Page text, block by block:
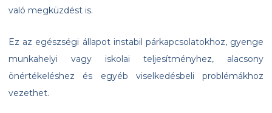
való megküzdést is.
Ez az egészségi állapot instabil párkapcsolatokhoz, gyenge
munkahelyi vagy iskolai teljesítményhez, alacsony
önértékeléshez és egyéb viselkedésbeli problémákhoz
vezethet.